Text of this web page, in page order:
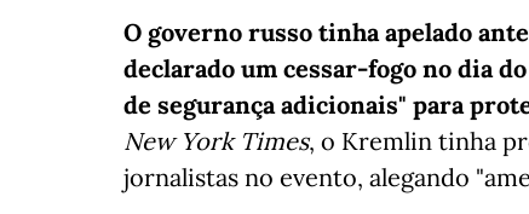
O governo russo tinha apelado
declarado um cessar-fogo no dia
de segurança adicionais" para
New York Times, o Kremlin tinha
jornalistas no evento, alegando